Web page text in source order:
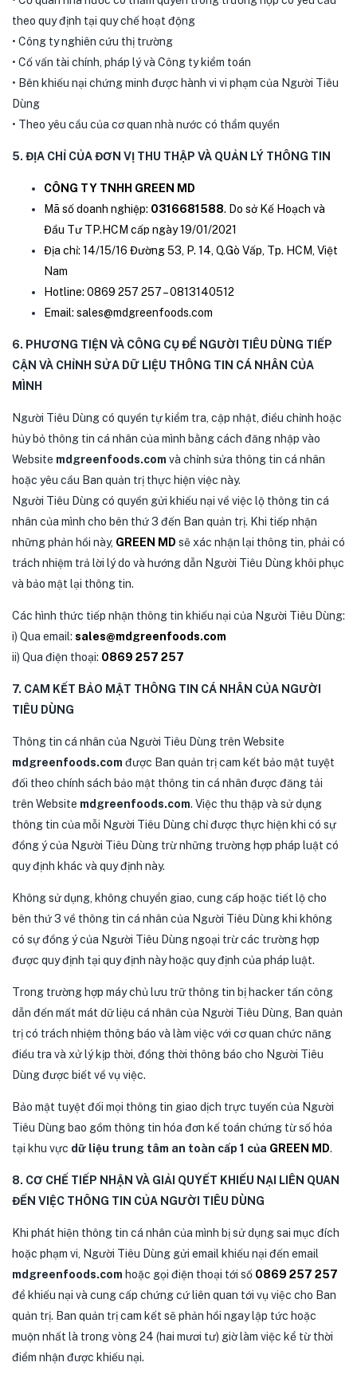
theo quy định tại quy chế hoạt động
• Công ty nghiên cứu thị trường
• Cố vấn tài chính, pháp lý và Công ty kiểm toán
• Bên khiếu nại chứng minh được hành vi vi phạm của Người Tiêu
Dùng
• Theo yêu cầu của cơ quan nhà nước có thẩm quyền
5. ĐỊA CHỈ CỦA ĐƠN VỊ THU THẬP VÀ QUẢN LÝ THÔNG TIN
CÔNG TY TNHH GREEN MD
Mã số doanh nghiệp: 0316681588. Do sở Kế Hoạch và
Đầu Tư TP.HCM cấp ngày 19/01/2021
Địa chỉ: 14/15/16 Đường 53, P. 14, Q.Gò Vấp, Tp. HCM, Việt
Nam
Hotline: 0869 257 257 – 0813140512
Email: sales@mdgreenfoods.com
6. PHƯƠNG TIỆN VÀ CÔNG CỤ ĐỂ NGƯỜI TIÊU DÙNG TIẾP
CẬN VÀ CHỈNH SỬA DỮ LIỆU THÔNG TIN CÁ NHÂN CỦA
MÌNH
Người Tiêu Dùng có quyền tự kiểm tra, cập nhật, điều chỉnh hoặc
hủy bỏ thông tin cá nhân của mình bằng cách đăng nhập vào
Website mdgreenfoods.com và chỉnh sửa thông tin cá nhân
hoặc yêu cầu Ban quản trị thực hiện việc này.
Người Tiêu Dùng có quyền gửi khiếu nại về việc lộ thông tin cá
nhân của mình cho bên thứ 3 đến Ban quản trị. Khi tiếp nhận
những phản hồi này, GREEN MD sẽ xác nhận lại thông tin, phải có
trách nhiệm trả lời lý do và hướng dẫn Người Tiêu Dùng khôi phục
và bảo mật lại thông tin.
Các hình thức tiếp nhận thông tin khiếu nại của Người Tiêu Dùng:
i) Qua email: sales@mdgreenfoods.com
ii) Qua điện thoại: 0869 257 257
7. CAM KẾT BẢO MẬT THÔNG TIN CÁ NHÂN CỦA NGƯỜI
TIÊU DÙNG
Thông tin cá nhân của Người Tiêu Dùng trên Website
mdgreenfoods.com được Ban quản trị cam kết bảo mật tuyệt
đối theo chính sách bảo mật thông tin cá nhân được đăng tải
trên Website mdgreenfoods.com. Việc thu thập và sử dụng
thông tin của mỗi Người Tiêu Dùng chỉ được thực hiện khi có sự
đồng ý của Người Tiêu Dùng trừ những trường hợp pháp luật có
quy định khác và quy định này.
Không sử dụng, không chuyển giao, cung cấp hoặc tiết lộ cho
bên thứ 3 về thông tin cá nhân của Người Tiêu Dùng khi không
có sự đồng ý của Người Tiêu Dùng ngoại trừ các trường hợp
được quy định tại quy định này hoặc quy định của pháp luật.
Trong trường hợp máy chủ lưu trữ thông tin bị hacker tấn công
dẫn đến mất mát dữ liệu cá nhân của Người Tiêu Dùng, Ban quản
trị có trách nhiệm thông báo và làm việc với cơ quan chức năng
điều tra và xử lý kịp thời, đồng thời thông báo cho Người Tiêu
Dùng được biết về vụ việc.
Bảo mật tuyệt đối mọi thông tin giao dịch trực tuyến của Người
Tiêu Dùng bao gồm thông tin hóa đơn kế toán chứng từ số hóa
tại khu vực dữ liệu trung tâm an toàn cấp 1 của GREEN MD.
8. CƠ CHẾ TIẾP NHẬN VÀ GIẢI QUYẾT KHIẾU NẠI LIÊN QUAN
ĐẾN VIỆC THÔNG TIN CỦA NGƯỜI TIÊU DÙNG
Khi phát hiện thông tin cá nhân của mình bị sử dụng sai mục đích
hoặc phạm vi, Người Tiêu Dùng gửi email khiếu nại đến email
mdgreenfoods.com hoặc gọi điện thoại tới số 0869 257 257
để khiếu nại và cung cấp chứng cứ liên quan tới vụ việc cho Ban
quản trị. Ban quản trị cam kết sẽ phản hồi ngay lập tức hoặc
muộn nhất là trong vòng 24 (hai mươi tư) giờ làm việc kể từ thời
điểm nhận được khiếu nại.